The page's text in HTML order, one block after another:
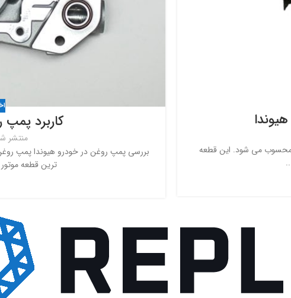
محسوب می شود. این قطعه
کاربرد پمپ
منتشر
بررسی پمپ روغن در خودرو هیوندا پمپ
ترین قطعه